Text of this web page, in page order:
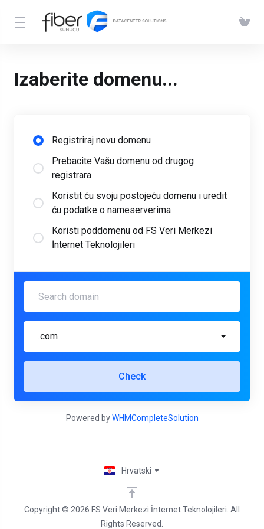
Izaberite domenu...
Registriraj novu domenu
Prebacite Vašu domenu od drugog
registrara
Koristit ću svoju postojeću domenu i uredit
ću podatke o nameserverima
Koristi poddomenu od FS Veri Merkezi
İnternet Teknolojileri
.com
Check
Powered byWHMCompleteSolution
Copyright © 2026 FS Veri Merkezi İnternet Teknolojileri. All
Rights Reserved.
Hrvatski